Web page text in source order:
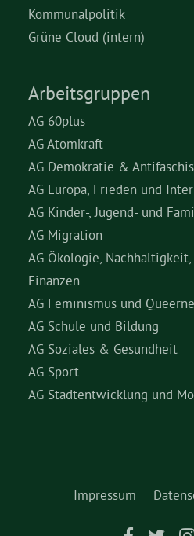
Kommunalpolitik
Grüne Cloud (intern)
Arbeitsgruppen
AG 60plus
AG Atomkraft
AG Demokratie &
AG Europa, Frieden und
AG Kinder-, Jugend- und
AG Migration
AG Ökologie,
Finanzen
AG Feminismus und
AG Schule und Bildung
AG Soziales & Gesundheit
AG Sport
AG Stadtentwicklung und
Impressum